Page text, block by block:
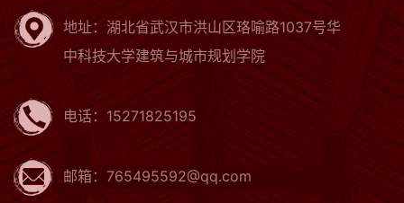
地址：湖北省武汉市洪山区珞喻路1037号华
中科技大学建筑与城市规划学院
电话：15271825195
邮箱：765495592@qq.com